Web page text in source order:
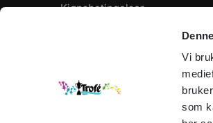
Vi
som
Kjøpsbetingelser
Hverdager: 8–16
Jul, Påske og andre helligdager: